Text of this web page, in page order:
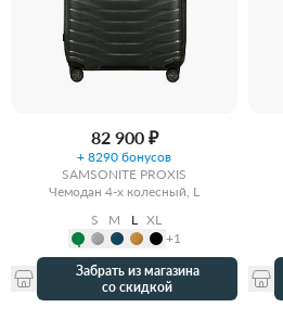
82 900 ₽
+ 8290 бонусов
SAMSONITE PROXIS
Чемодан 4-х колесный, L
S
M L
XL
+1
Забрать из магазина
со скидкой